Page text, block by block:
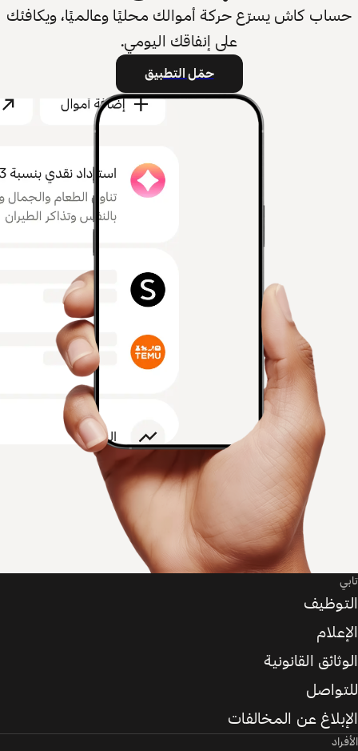
حساب كاش يسرّع حركة أموالك محليًا وعالميًا، ويكافئك
على إنفاقك اليومي.
حمّل التطبيق
تابي
التوظيف
الإعلام
الوثائق القانونية
للتواصل
الإبلاغ عن المخالفات
الأفراد